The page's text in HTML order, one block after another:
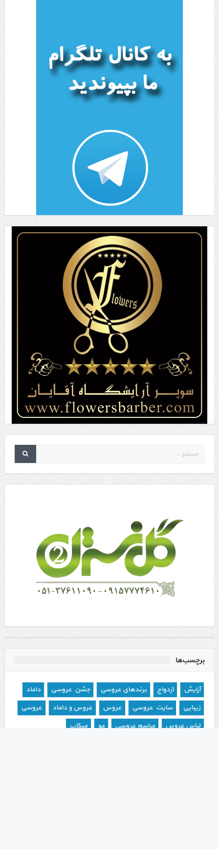
برچسب‌ها
آرایش ازدواج برندهای عروسی جشن عروسی
داماد
زیبایی
سایت عروسی عروس عروس و داماد
عروسی
لباس عروس
مراسم عروسی مو
میکاپ